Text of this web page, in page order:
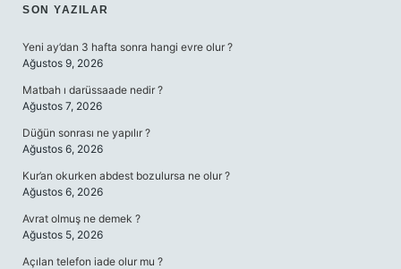
SIDEBAR
SON YAZILAR
Yeni ay’dan 3 hafta sonra hangi evre olur ?
Ağustos 9, 2026
Matbah ı darüssaade nedir ?
Ağustos 7, 2026
Düğün sonrası ne yapılır ?
Ağustos 6, 2026
Kur’an okurken abdest bozulursa ne olur ?
Ağustos 6, 2026
Avrat olmuş ne demek ?
Ağustos 5, 2026
Açılan telefon iade olur mu ?